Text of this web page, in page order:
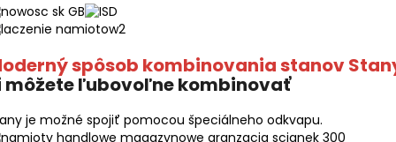
spôsob kombinovania stanov
môžete ľubovoľne kombinovať
je možné spojiť pomocou špeciálneho odkvapu.